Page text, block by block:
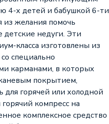
4-х детей и бабушкой 6-ти
из желания помочь
детские недуги. Эти
класса изготовлены из
специально
карманами, в которых
покрытием,
горячей или холодной
компресс на
комплексное средство